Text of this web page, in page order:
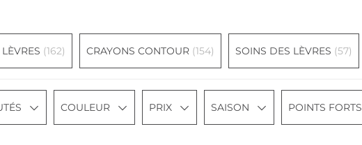
(162) CRAYONS CONTOUR (154) SOINS DES LÈVRES (57)
COULEUR PRIX SAISON POINTS FORTS